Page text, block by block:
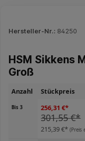
Hersteller-Nr.: 84250
HSM Sikkens
Groß
Anzahl Stückpreis
Bis3 256,31 €*
301,55 €*
215,39 €*(Preis